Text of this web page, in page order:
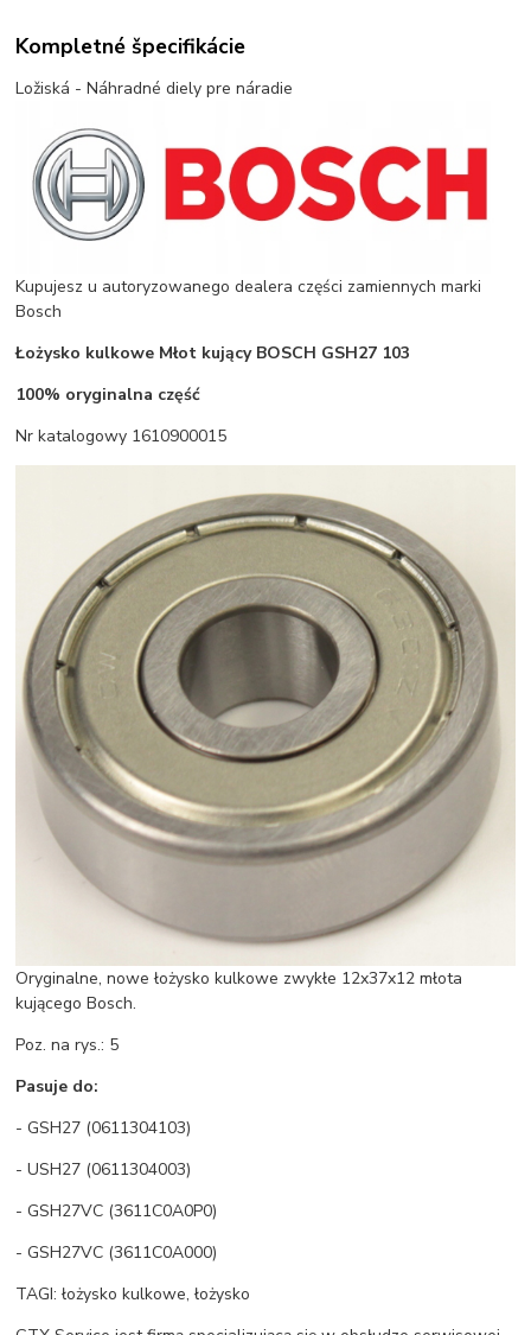
Kompletné špecifikácie
Ložiská - Náhradné diely pre náradie
Kupujesz u autoryzowanego dealera części zamiennych marki
Bosch
Łożysko kulkowe Młot kujący BOSCH GSH27 103
100% oryginalna część
Nr katalogowy 1610900015
Oryginalne, nowe łożysko kulkowe zwykłe 12x37x12 młota
kującego Bosch.
Poz. na rys.: 5
Pasuje do:
- GSH27 (0611304103)
- USH27 (0611304003)
- GSH27VC (3611C0A0P0)
- GSH27VC (3611C0A000)
TAGI: łożysko kulkowe, łożysko